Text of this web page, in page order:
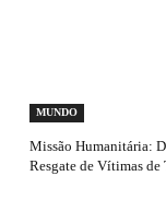
MUNDO
Missão Humanitária:
Resgate de Vítimas de